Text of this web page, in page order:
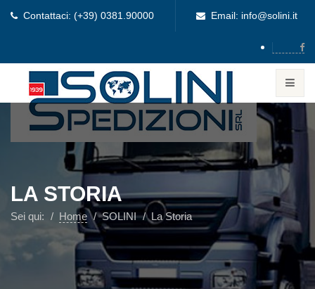
Contattaci: (+39) 0381.90000 Email: info@solini.it
LA STORIA
Sei qui: Home SOLINI La Storia